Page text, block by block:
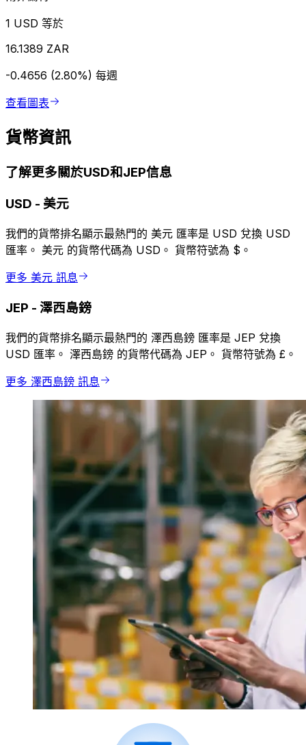
1 USD 等於
16.1389 ZAR
-0.4656 (2.80%) 每週
查看圖表
貨幣資訊
了解更多關於USD和JEP信息
USD - 美元
我們的貨幣排名顯示最熱門的 美元 匯率是 USD 兌換 USD
匯率。 美元 的貨幣代碼為 USD。 貨幣符號為 $。
更多 美元 訊息
JEP - 澤西島鎊
我們的貨幣排名顯示最熱門的 澤西島鎊 匯率是 JEP 兌換
USD 匯率。 澤西島鎊 的貨幣代碼為 JEP。 貨幣符號為 £。
更多 澤西島鎊 訊息